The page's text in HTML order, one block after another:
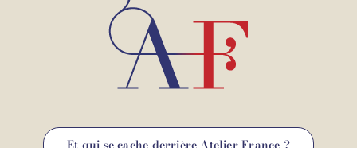
Et qui se cache derrière Atelier France ?